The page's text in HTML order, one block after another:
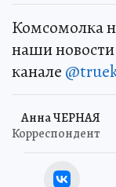
Комсомолка
наши
канале
Анна ЧЕРНАЯ
Корреспондент